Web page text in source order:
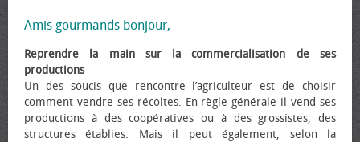
Amis gourmands bonjour,
Reprendre la main sur la commercialisation de ses
productions
Un des soucis que rencontre l’agriculteur est de choisir
comment vendre ses récoltes. En règle générale il vend ses
productions à des coopératives ou à des grossistes, des
structures établies. Mais il peut également, selon la